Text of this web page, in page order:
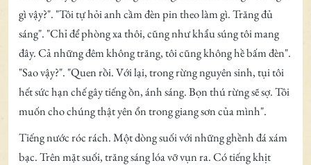
gì vậy?". "Tôi tự hỏi anh cầm đèn pin theo làm gì. Trăng đủ
sáng". "Chỉ để phòng xa thôi, cũng như khẩu súng tôi mang
đây. Cả những đêm không trăng, tôi cũng không hề bấm đèn".
"Sao vậy?". "Quen rồi. Với lại, trong rừng nguyên sinh, tụi tôi
hết sức hạn chế gây tiếng ồn, ánh sáng. Bọn thú rừng sẽ sợ. Tôi
muốn cho chúng thật yên ổn trong giang sơn của mình".
Tiếng nước róc rách. Một dòng suối với những ghềnh đá xám
bạc. Trên mặt suối, trăng sáng lóa vỡ vụn ra. Có tiếng khịt